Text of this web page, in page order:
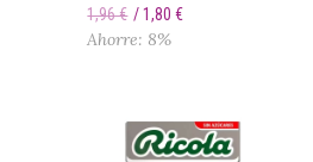
1,96 €
1,80 €
Ahorre: 8%